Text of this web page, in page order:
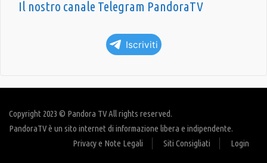
Il nostro canale Telegram PandoraTV
Iscriviti
Copyright 2023 © Pandora TV All rights reserved.
PandoraTV è un sito internet di informazione libera e indipendente.
Privacy e Note Legali
Siti Consigliati Login